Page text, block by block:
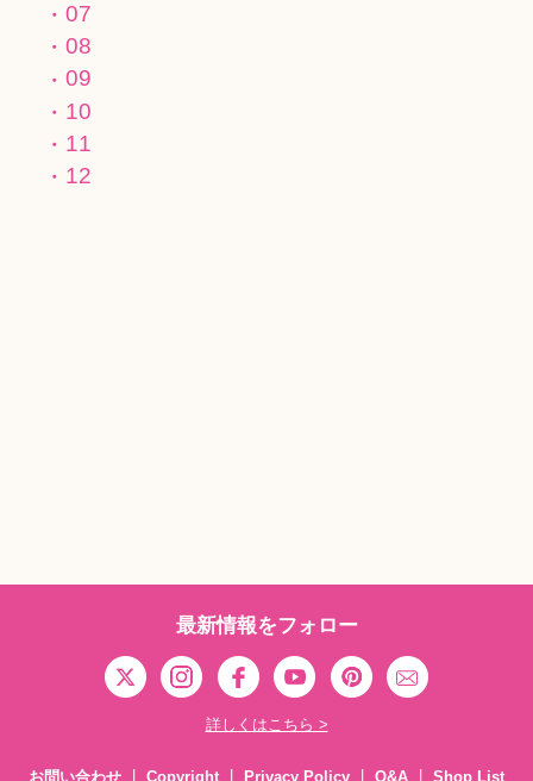
07
08
09
10
11
12
最新情報をフォロー
詳しくはこちら >
お問い合わせ Copyright Privacy Policy Q&A Shop List